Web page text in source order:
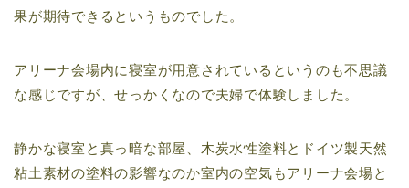
果が期待できるというものでした。
アリーナ会場内に寝室が用意されているというのも不思議
な感じですが、せっかくなので夫婦で体験しました。
静かな寝室と真っ暗な部屋、木炭水性塗料とドイツ製天然
粘土素材の塗料の影響なのか室内の空気もアリーナ会場と